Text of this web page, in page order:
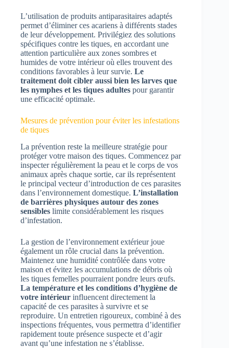
L’utilisation de produits antiparasitaires adaptés
permet d’éliminer ces acariens à différents stades
de leur développement. Privilégiez des solutions
spécifiques contre les tiques, en accordant une
attention particulière aux zones sombres et
humides de votre intérieur où elles trouvent des
conditions favorables à leur survie. Le
traitement doit cibler aussi bien les larves que
les nymphes et les tiques adultes pour garantir
une efficacité optimale.
Mesures de prévention pour éviter les infestations
de tiques
La prévention reste la meilleure stratégie pour
protéger votre maison des tiques. Commencez par
inspecter régulièrement la peau et le corps de vos
animaux après chaque sortie, car ils représentent
le principal vecteur d’introduction de ces parasites
dans l’environnement domestique. L’installation
de barrières physiques autour des zones
sensibles limite considérablement les risques
d’infestation.
La gestion de l’environnement extérieur joue
également un rôle crucial dans la prévention.
Maintenez une humidité contrôlée dans votre
maison et évitez les accumulations de débris où
les tiques femelles pourraient pondre leurs œufs.
La température et les conditions d’hygiène de
votre intérieur influencent directement la
capacité de ces parasites à survivre et se
reproduire. Un entretien rigoureux, combiné à des
inspections fréquentes, vous permettra d’identifier
rapidement toute présence suspecte et d’agir
avant qu’une infestation ne s’établisse.